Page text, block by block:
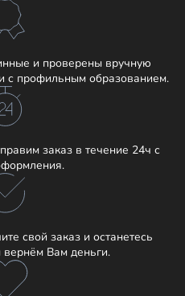
и проверены вручную
с профильным образованием.
заказ в течение 24ч с
свой заказ и останетесь
Вам деньги.